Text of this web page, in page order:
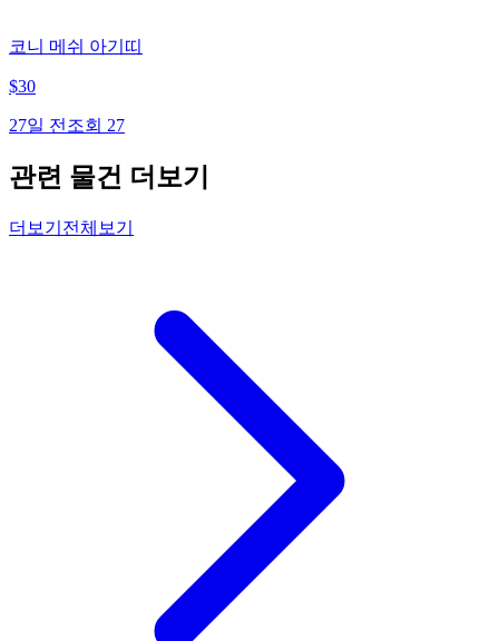
코니 메쉬 아기띠
$30
27일 전 조회 27
관련 물건 더보기
더보기 전체보기